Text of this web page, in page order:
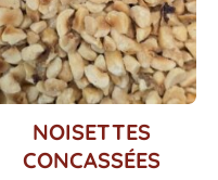
NOISETTES
CONCASSÉES